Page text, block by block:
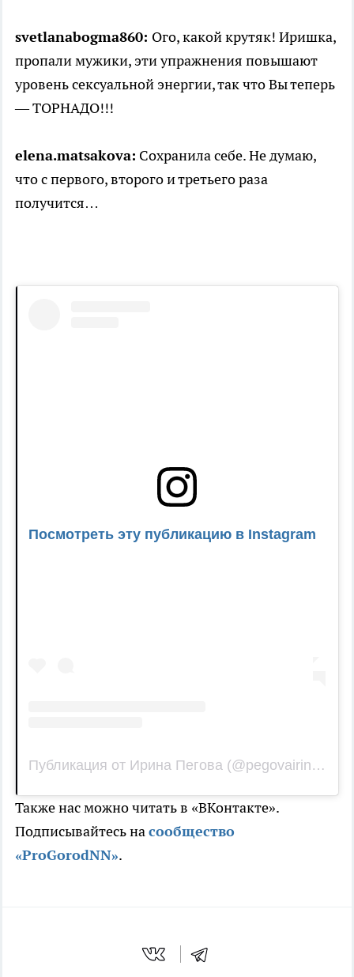
svetlanabogma860: Ого, какой крутяк! Иришка,
пропали мужики, эти упражнения повышают
уровень сексуальной энергии, так что Вы теперь
— ТОРНАДО!!!
elena.matsakova: Сохранила себе. Не думаю,
что с первого, второго и третьего раза
получится…
Посмотреть эту публикацию в Instagram
Публикация от Ирина Пегова (@pegovairina)
Также нас можно читать в «ВКонтакте».
Подписывайтесь насообщество
«ProGorodNN».